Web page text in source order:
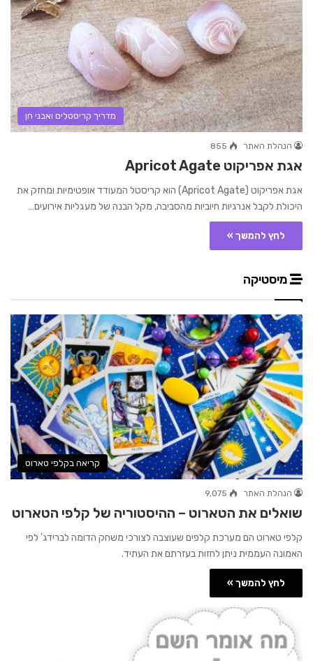
מדריך קריסטלים ואבני חן
הנהלת האתר 855
אגת אפריקוט Apricot Agate
אגת אפריקוט (Apricot Agate) הוא קריסטל המעודד אופטימיות ומחזק את
היכולת לקבל אנרגיות חיוביות מהסביבה, מקל הבנה של מעגליות אירועים…
לחץ להמשך »
מיסטיקה
קריאה בקלפי טארוט
הנהלת האתר 9,075
שואלים את הטארוט – ההיסטוריה של קלפי הטארוט
קלפי טארוט הם מערכת קלפים שעוצבה לצורכי משחק הדומה לברידג' לפי
האמונה העממית ניתן לחזות בעזרתם את העתיד.
לחץ להמשך »